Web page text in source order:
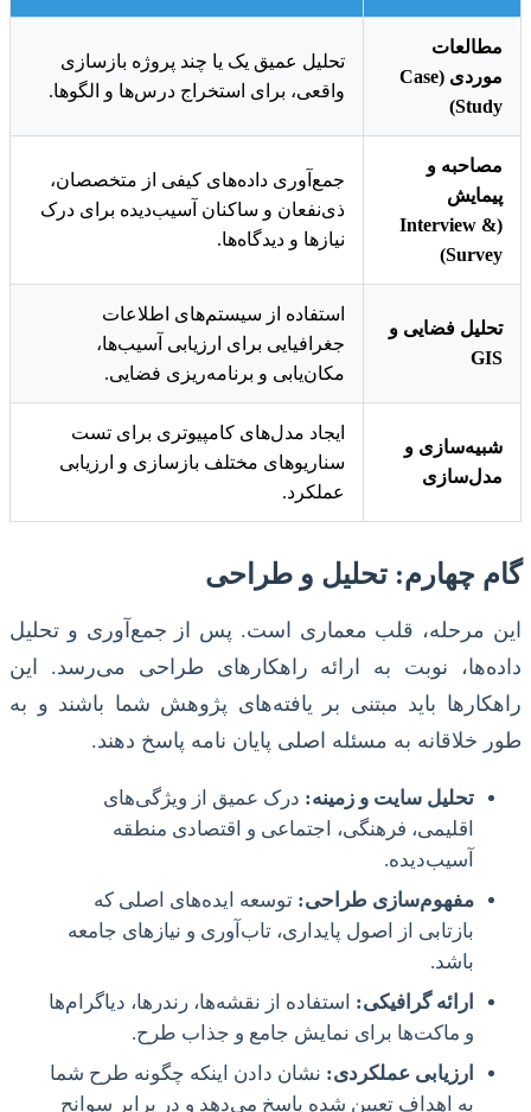
مطالعات
موردی (Case
Study)
تحلیل عمیق یک یا چند پروژه بازسازی
واقعی، برای استخراج درس‌ها و الگوها.
مصاحبه و
پیمایش
(Interview &
Survey)
جمع‌آوری داده‌های کیفی از متخصصان،
ذی‌نفعان و ساکنان آسیب‌دیده برای درک
نیازها و دیدگاه‌ها.
تحلیل فضایی و
GIS
استفاده از سیستم‌های اطلاعات
جغرافیایی برای ارزیابی آسیب‌ها،
مکان‌یابی و برنامه‌ریزی فضایی.
شبیه‌سازی و
مدل‌سازی
ایجاد مدل‌های کامپیوتری برای تست
سناریوهای مختلف بازسازی و ارزیابی
عملکرد.
گام چهارم: تحلیل و طراحی
این مرحله، قلب معماری است. پس از جمع‌آوری و تحلیل
داده‌ها، نوبت به ارائه راهکارهای طراحی می‌رسد. این
راهکارها باید مبتنی بر یافته‌های پژوهش شما باشند و به
طور خلاقانه به مسئله اصلی پایان نامه پاسخ دهند.
تحلیل سایت و زمینه: درک عمیق از ویژگی‌های
اقلیمی، فرهنگی، اجتماعی و اقتصادی منطقه
آسیب‌دیده.
مفهوم‌سازی طراحی: توسعه ایده‌های اصلی که
بازتابی از اصول پایداری، تاب‌آوری و نیازهای جامعه
باشد.
ارائه گرافیکی: استفاده از نقشه‌ها، رندرها، دیاگرام‌ها
و ماکت‌ها برای نمایش جامع و جذاب طرح.
ارزیابی عملکردی: نشان دادن اینکه چگونه طرح شما
به اهداف تعیین شده پاسخ می‌دهد و در برابر سوانح